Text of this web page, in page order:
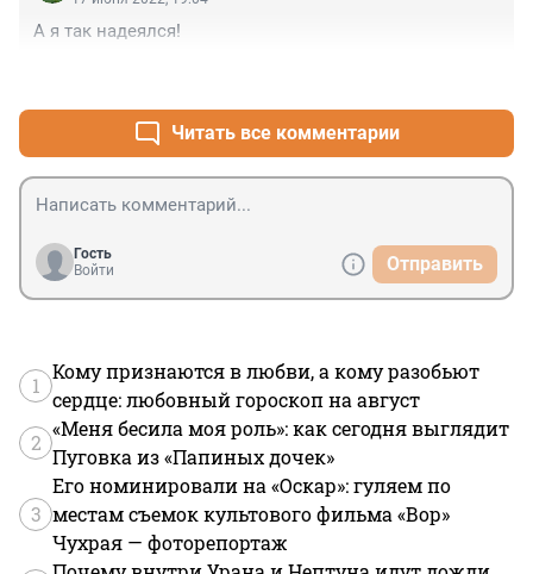
А я так надеялся!
Читать все комментарии
Гость
Войти
Отправить
1
Кому признаются в любви, а кому разобьют
сердце: любовный гороскоп на август
2
«Меня бесила моя роль»: как сегодня выглядит
Пуговка из «Папиных дочек»
3
Его номинировали на «Оскар»: гуляем по
местам съемок культового фильма «Вор»
Чухрая — фоторепортаж